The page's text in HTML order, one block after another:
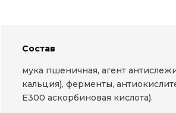
Состав
мука пшеничная, агент
кальция), ферменты,
Е300 аскорбиновая кислота).